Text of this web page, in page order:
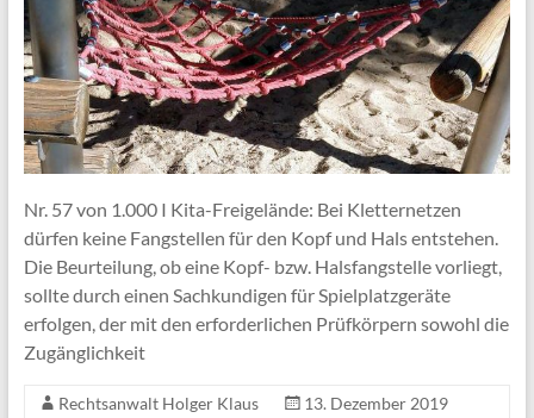
Nr. 57 von 1.000 I Kita-Freigelände: Bei Kletternetzen
dürfen keine Fangstellen für den Kopf und Hals entstehen.
Die Beurteilung, ob eine Kopf- bzw. Halsfangstelle vorliegt,
sollte durch einen Sachkundigen für Spielplatzgeräte
erfolgen, der mit den erforderlichen Prüfkörpern sowohl die
Zugänglichkeit
Rechtsanwalt Holger Klaus
13. Dezember 2019